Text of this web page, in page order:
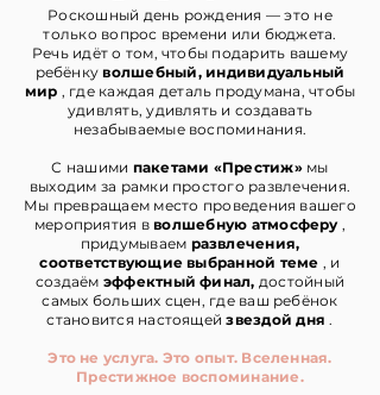
Роскошный день рождения — это не
только вопрос времени или бюджета.
Речь идёт о том, чтобы подарить вашему
ребёнкуволшебный, индивидуальный
мир , где каждая деталь продумана, чтобы
удивлять, удивлять и создавать
незабываемые воспоминания.
С нашими пакетами «Престиж»мы
выходим за рамки простого развлечения.
Мы превращаем место проведения вашего
мероприятия вволшебную атмосферу,
придумываем развлечения,
соответствующие выбранной теме , и
создаём эффектный финал, достойный
самых больших сцен, где ваш ребёнок
становится настоящейзвездой дня .
Это не услуга. Это опыт. Вселенная.
Престижное воспоминание.